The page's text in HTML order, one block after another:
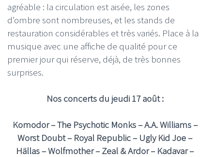
agréable : la circulation est aisée, les zones
d’ombre sont nombreuses, et les stands de
restauration considérables et très variés. Place à la
musique avec une affiche de qualité pour ce
premier jour qui réserve, déjà, de très bonnes
surprises.
Nos concerts du jeudi 17 août :
Komodor – The Psychotic Monks – A.A. Williams –
Worst Doubt – Royal Republic – Ugly Kid Joe –
Hällas – Wolfmother – Zeal & Ardor – Kadavar –